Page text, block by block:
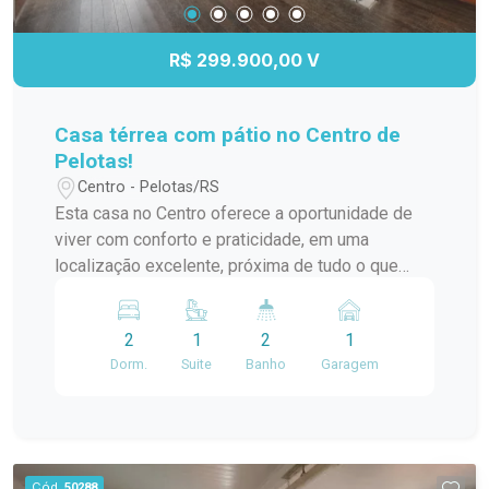
Banheira; Ambientes amplos e bem distribuídos;
Ampla sacada; Hidromassagem; Localizada em
condomínio, oferecendo mais segurança e
conhecer de perto essa incrível oportunidade. Um
imóvel pensado para quem valoriza conforto,
R$ 299.900,00 V
Casa térrea com pátio no Centro de
Pelotas!
Centro - Pelotas/RS
Esta casa no Centro oferece a oportunidade de
viver com conforto e praticidade, em uma
localização excelente, próxima de tudo o que
conta com um pátio, algo cada vez mais raro no
Centro da cidade! Características do imóvel: 02
dormitórios, sendo 1 suíte com closet,
com ambientes integrados para maior
2
Dorm.
1
Suite
2
Banho
1
Garagem